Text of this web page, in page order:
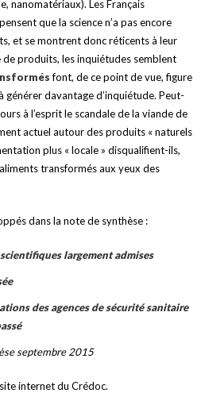
nanomatériaux). Les Français
que la science n’a pas encore
et se montrent donc réticents à leur
produits, les inquiétudes semblent
font, de ce point de vue, figure
générer davantage d’inquiétude. Peut-
à l’esprit le scandale de la viande de
actuel autour des produits « naturels
plus « locale » disqualifient-ils,
transformés aux yeux des
dans la note de synthèse :
largement admises
des agences de sécurité sanitaire
septembre 2015
internet du Crédoc.